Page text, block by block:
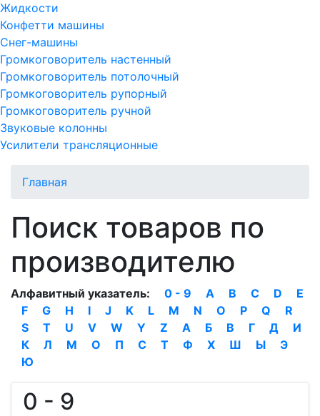
Жидкости
Конфетти машины
Снег-машины
Громкоговоритель настенный
Громкоговоритель потолочный
Громкоговоритель рупорный
Громкоговоритель ручной
Звуковые колонны
Усилители трансляционные
Главная
Поиск товаров по
производителю
Алфавитный указатель: 0 - 9 A B C D
E
F
G H I J K L M N O P Q
R
S
T U V W Y Z А Б В Г Д
И
К
Л М О П С Т Ф Х Ш Ы
Э
Ю
0 - 9